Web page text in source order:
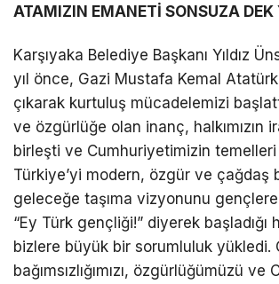
ATAMIZIN EMANETİ SONSUZA
Karşıyaka Belediye Başkanı Yıldız
yıl önce, Gazi Mustafa Kemal Atatürk
çıkarak kurtuluş mücadelemizi
ve özgürlüğe olan inanç, halkımızın
birleşti ve Cumhuriyetimizin temelleri
Türkiye’yi modern, özgür ve çağdaş
geleceğe taşıma vizyonunu
“Ey Türk gençliği!” diyerek başladığı
bizlere büyük bir sorumluluk yükledi.
bağımsızlığımızı, özgürlüğümüzü